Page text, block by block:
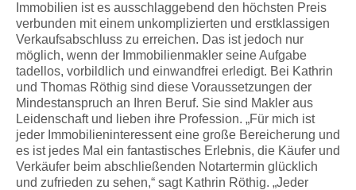
Immobilien ist es ausschlaggebend den höchsten Preis
verbunden mit einem unkomplizierten und erstklassigen
Verkaufsabschluss zu erreichen. Das ist jedoch nur
möglich, wenn der Immobilienmakler seine Aufgabe
tadellos, vorbildlich und einwandfrei erledigt. Bei Kathrin
und Thomas Röthig sind diese Voraussetzungen der
Mindestanspruch an Ihren Beruf. Sie sind Makler aus
Leidenschaft und lieben ihre Profession. „Für mich ist
jeder Immobilieninteressent eine große Bereicherung und
es ist jedes Mal ein fantastisches Erlebnis, die Käufer und
Verkäufer beim abschließenden Notartermin glücklich
und zufrieden zu sehen,“ sagt Kathrin Röthig. „Jeder